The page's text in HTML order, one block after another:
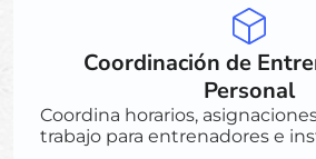
Coordinación de
Personal
Coordina horarios,
trabajo para entrenadores e